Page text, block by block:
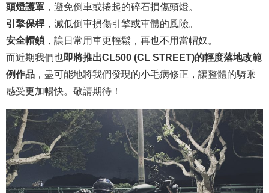
頭燈護罩 ，避免倒車或捲起的碎石損傷頭燈。
引擎保桿，減低倒車損傷引擎或車體的風險。
安全帽鎖 ，讓日常用車更輕鬆，再也不用當帽奴。
而近期我們也 即將推出CL500 (CL STREET)的輕度落地改範
例作品 ，盡可能地將我們發現的小毛病修正，讓整體的騎乘
感受更加暢快。敬請期待！